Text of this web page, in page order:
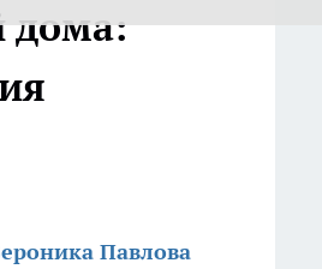
дома:
Павлова